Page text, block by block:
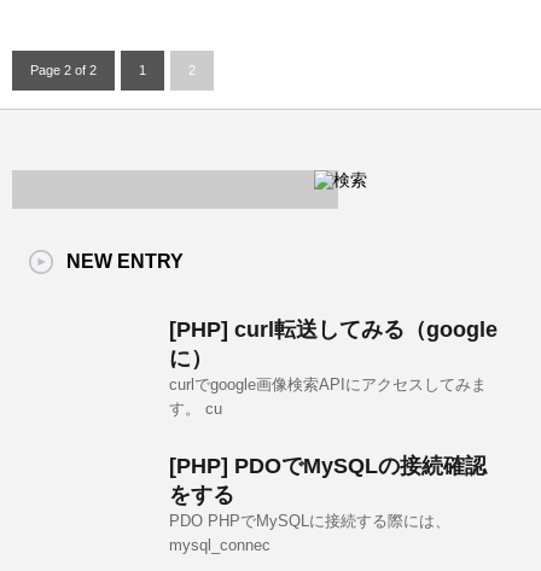
Page 2 of 2 1 2
NEW ENTRY
[PHP] curl転送してみる（google
に）
curlでgoogle画像検索APIにアクセスしてみま
す。 cu
[PHP] PDOでMySQLの接続確認
をする
PDO PHPでMySQLに接続する際には、
mysql_connec